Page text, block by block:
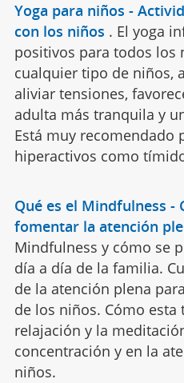
Yoga para niños -
con los niños . El yoga
positivos para todos los
cualquier tipo de niños,
aliviar tensiones,
adulta más tranquila y
Está muy recomendado
hiperactivos como
Qué es el Mindfulness -
fomentar la atención
Mindfulness y cómo se
día a día de la familia.
de la atención plena
de los niños. Cómo esta
relajación y la
concentración y en la
niños.